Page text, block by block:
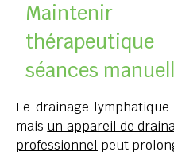
Maintenir
séances
Le drainage
mais un appareil de
professionnel peut